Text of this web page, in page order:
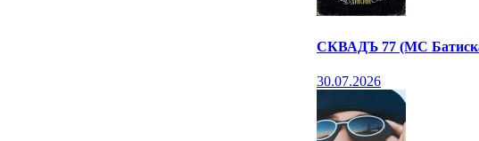
СКВАДЪ 77 (МС
30.07.2026